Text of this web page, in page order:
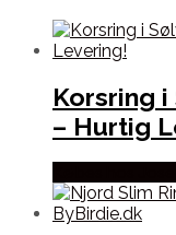
Korsring
– Hurtig